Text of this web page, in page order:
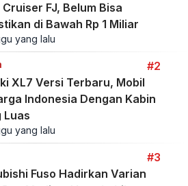
Cruiser FJ, Belum Bisa
di Bawah Rp 1 Miliar
yang lalu
#2
XL7 Versi Terbaru, Mobil
Indonesia Dengan Kabin
Luas
yang lalu
#3
Fuso Hadirkan Varian